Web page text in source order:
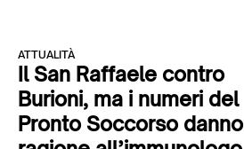
Chi siamo
Contatti
ATTUALITÀ
Il San Raffaele contro
Burioni, ma i numeri del
Pronto Soccorso danno